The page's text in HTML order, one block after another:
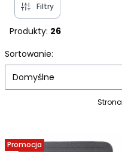
Filtry
Produkty: 26
Lista produktów
Sortowanie:
Domyślne
Strona
Promocja